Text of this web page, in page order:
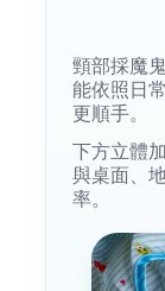
頸部採魔
能依照日
更順手。
下方立體
與桌面、
率。